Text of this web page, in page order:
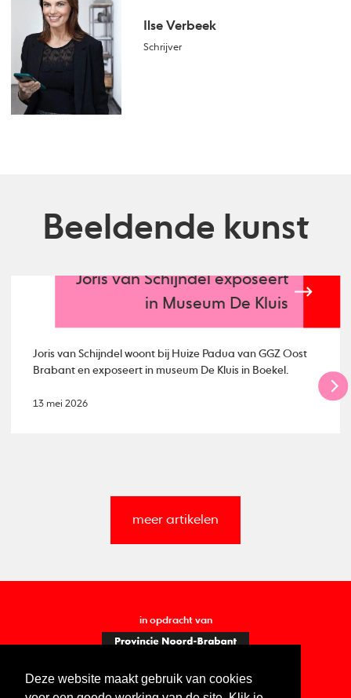
Deze website maakt gebruik van cookies
Ilse Verbeek
Schrijver
Beeldende kunst
Joris van Schijndel exposeert
in Museum De Kluis
Joris van Schijndel woont bij Huize Padua van GGZ Oost
Brabant en exposeert in museum De Kluis in Boekel.
13 mei 2026
meer artikelen
in opdracht van